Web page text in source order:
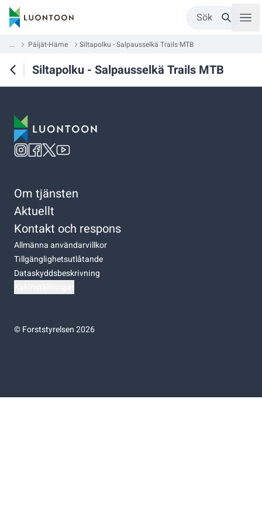
Sök
... Päijät-Häme Siltapolku - Salpausselkä Trails MTB
Siltapolku - Salpausselkä Trails MTB
Om tjänsten
Aktuellt
Kontakt och respons
Allmänna användarvillkor
Tillgänglighetsutlåtande
Dataskyddsbeskrivning
©Forststyrelsen 2026